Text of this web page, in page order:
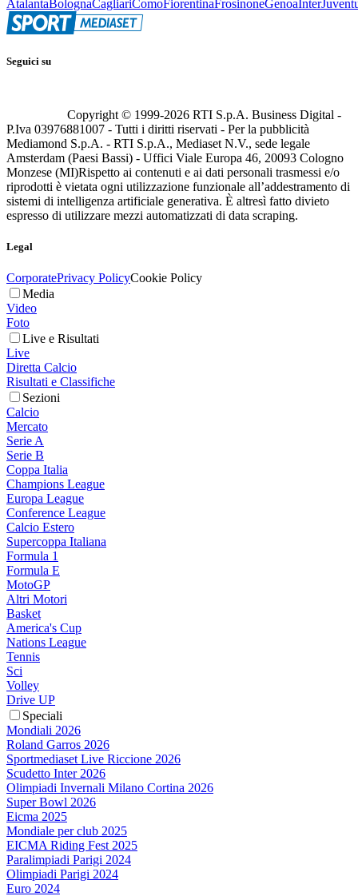
Atalanta BolognaCagliariComoFiorentina FrosinoneGenoa Inter
Seguici su
Copyright © 1999-2026 RTI S.p.A. Business Digital -
P.Iva 03976881007 - Tutti i diritti riservati - Per la pubblicità
Mediamond S.p.A. - RTI S.p.A., Mediaset N.V., sede legale
Amsterdam (Paesi Bassi) - Uffici Viale Europa 46, 20093 Cologno
Monzese (MI)Rispetto ai contenuti e ai dati personali trasmessi e/o
riprodotti è vietata ogni utilizzazione funzionale all’addestramento di
sistemi di intelligenza artificiale generativa. È altresì fatto divieto
espresso di utilizzare mezzi automatizzati di data scraping.
Legal
CorporatePrivacy PolicyCookie Policy
Media
Video
Foto
Live e Risultati
Live
Diretta Calcio
Risultati e Classifiche
Sezioni
Calcio
Mercato
Serie A
Serie B
Coppa Italia
Champions League
Europa League
Conference League
Calcio Estero
Supercoppa Italiana
Formula 1
Formula E
MotoGP
Altri Motori
Basket
America's Cup
Nations League
Tennis
Sci
Volley
Drive UP
Speciali
Mondiali 2026
Roland Garros 2026
Sportmediaset Live Riccione 2026
Scudetto Inter 2026
Olimpiadi Invernali Milano Cortina 2026
Super Bowl 2026
Eicma 2025
Mondiale per club 2025
EICMA Riding Fest 2025
Paralimpiadi Parigi 2024
Olimpiadi Parigi 2024
Euro 2024